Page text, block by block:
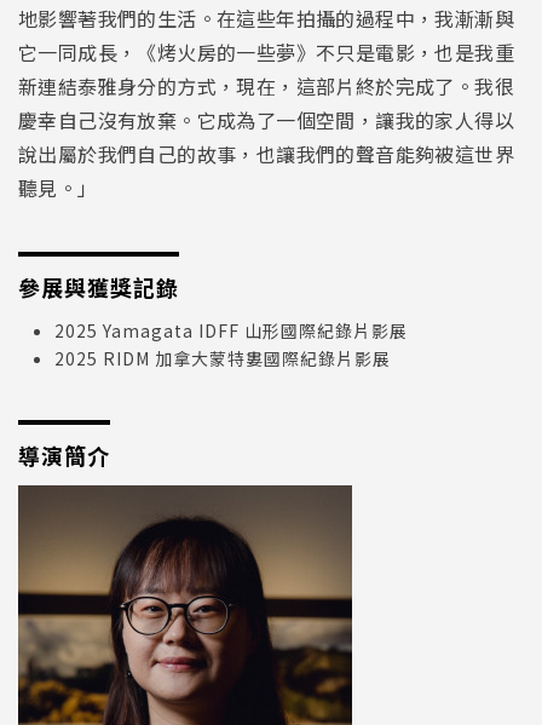
地影響著我們的生活。在這些年拍攝的過程中，我漸漸與
它一同成長，《烤火房的一些夢》不只是電影，也是我重
新連結泰雅身分的方式，現在，這部片終於完成了。我很
慶幸自己沒有放棄。它成為了一個空間，讓我的家人得以
說出屬於我們自己的故事，也讓我們的聲音能夠被這世界
聽見。」
參展與獲獎記錄
2025 Yamagata IDFF 山形國際紀錄片影展
2025 RIDM 加拿大蒙特婁國際紀錄片影展
導演簡介